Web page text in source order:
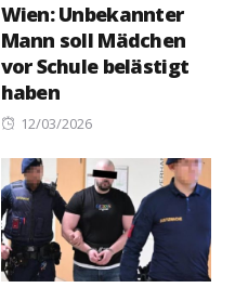
Wien: Unbekannter
Mann soll Mädchen
vor Schule belästigt
haben
Posted
12/03/2026